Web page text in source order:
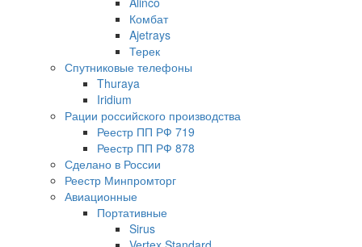
Комбат
Ajetrays
Терек
Спутниковые телефоны
Thuraya
Iridium
Рации российского производства
Реестр ПП РФ 719
Реестр ПП РФ 878
Сделано в России
Реестр Минпромторг
Авиационные
Портативные
Sirus